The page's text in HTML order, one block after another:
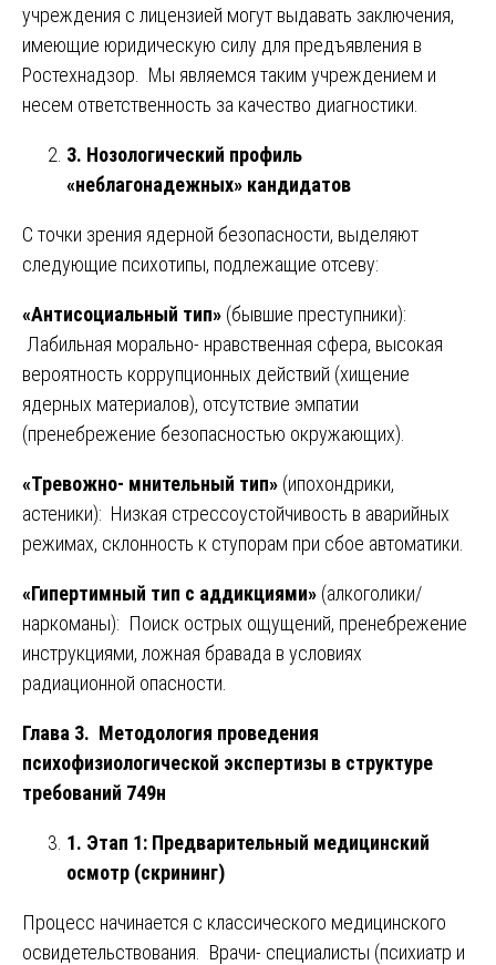
учреждения с лицензией могут выдавать заключения,
имеющие юридическую силу для предъявления в
Ростехнадзор. Мы являемся таким учреждением и
несем ответственность за качество диагностики.
3. Нозологический профиль
«неблагонадежных» кандидатов
С точки зрения ядерной безопасности, выделяют
следующие психотипы, подлежащие отсеву:
«Антисоциальный тип» (бывшие преступники):
Лабильная морально- нравственная сфера, высокая
вероятность коррупционных действий (хищение
ядерных материалов), отсутствие эмпатии
(пренебрежение безопасностью окружающих).
«Тревожно- мнительный тип» (ипохондрики,
астеники): Низкая стрессоустойчивость в аварийных
режимах, склонность к ступорам при сбое автоматики.
«Гипертимный тип с аддикциями» (алкоголики/
наркоманы): Поиск острых ощущений, пренебрежение
инструкциями, ложная бравада в условиях
радиационной опасности.
Глава 3. Методология проведения
психофизиологической экспертизы в структуре
требований 749н
1. Этап 1: Предварительный медицинский
осмотр (скрининг)
Процесс начинается с классического медицинского
освидетельствования. Врачи- специалисты (психиатр и